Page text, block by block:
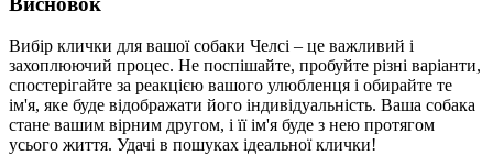
Вибір клички для вашої собаки Челсі – це важливий і
захоплюючий процес. Не поспішайте, пробуйте різні варіанти,
спостерігайте за реакцією вашого улюбленця і обирайте те
ім'я, яке буде відображати його індивідуальність. Ваша собака
стане вашим вірним другом, і її ім'я буде з нею протягом
усього життя. Удачі в пошуках ідеальної клички!